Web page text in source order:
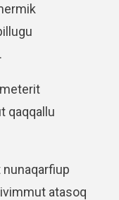
qaqqallu
atasoq